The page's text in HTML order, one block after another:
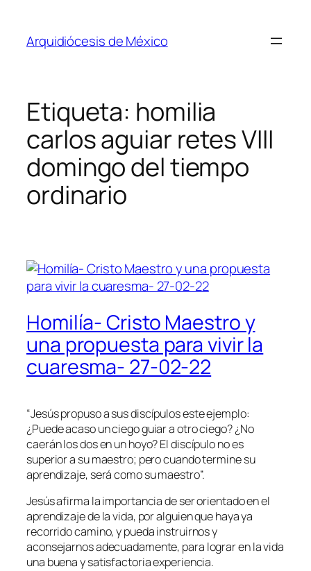
contenido
Arquidiócesis de México
Etiqueta: homilia
carlos aguiar retes VIII
domingo del tiempo
ordinario
Homilía- Cristo Maestro y
una propuesta para vivir la
cuaresma- 27-02-22
“Jesús propuso a sus discípulos este ejemplo:
¿Puede acaso un ciego guiar a otro ciego? ¿No
caerán los dos en un hoyo? El discípulo no es
superior a su maestro; pero cuando termine su
aprendizaje, será como su maestro”.
Jesús afirma la importancia de ser orientado en el
aprendizaje de la vida, por alguien que haya ya
recorrido camino, y pueda instruirnos y
aconsejarnos adecuadamente, para lograr en la vida
una buena y satisfactoria experiencia.